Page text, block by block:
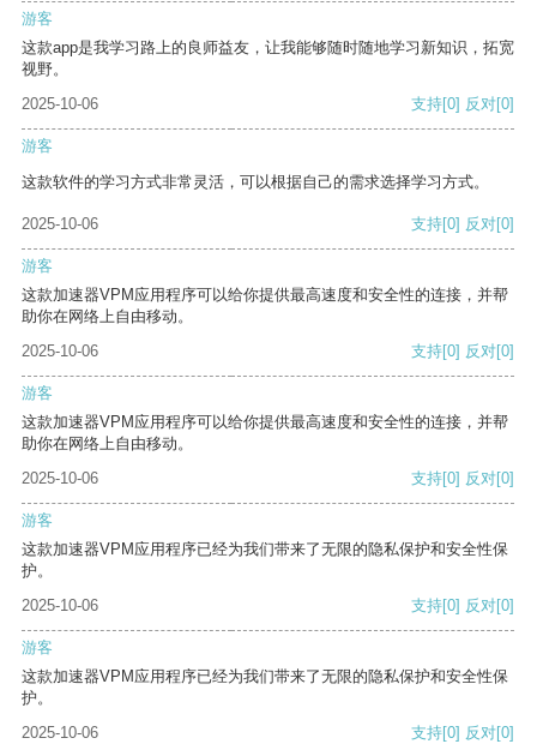
游客
这款app是我学习路上的良师益友，让我能够随时随地学习新知识，拓宽
视野。
2025-10-06
支持[0] 反对[0]
游客
这款软件的学习方式非常灵活，可以根据自己的需求选择学习方式。
2025-10-06 支持[0] 反对[0]
游客
这款加速器VPM应用程序可以给你提供最高速度和安全性的连接，并帮
助你在网络上自由移动。
2025-10-06
支持[0] 反对[0]
游客
这款加速器VPM应用程序可以给你提供最高速度和安全性的连接，并帮
助你在网络上自由移动。
2025-10-06
支持[0] 反对[0]
游客
这款加速器VPM应用程序已经为我们带来了无限的隐私保护和安全性保
护。
2025-10-06
支持[0] 反对[0]
游客
这款加速器VPM应用程序已经为我们带来了无限的隐私保护和安全性保
护。
2025-10-06
支持[0] 反对[0]